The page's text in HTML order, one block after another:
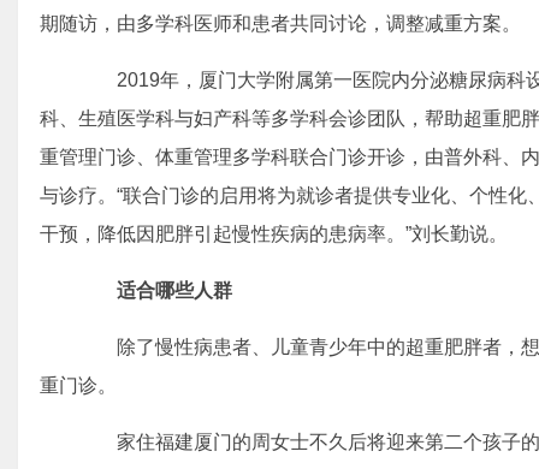
期随访，由多学科医师和患者共同讨论，调整减重方案。
2019年，厦门大学附属第一医院内分泌糖尿病科
科、生殖医学科与妇产科等多学科会诊团队，帮助超重肥
重管理门诊、体重管理多学科联合门诊开诊，由普外科、
与诊疗。“联合门诊的启用将为就诊者提供专业化、个性
干预，降低因肥胖引起慢性疾病的患病率。”刘长勤说。
适合哪些人群
除了慢性病患者、儿童青少年中的超重肥胖者，
重门诊。
家住福建厦门的周女士不久后将迎来第二个孩子